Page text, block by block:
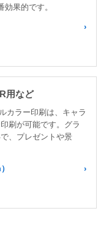
果的です。
用など
カラー印刷は、キャラ
刷が可能です。グラ
、プレゼントや景